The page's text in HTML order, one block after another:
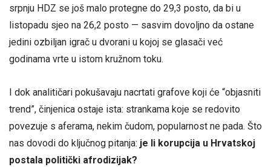
srpnju HDZ se još malo protegne do 29,3 posto, da bi u
listopadu sjeo na 26,2 posto — sasvim dovoljno da ostane
jedini ozbiljan igrač u dvorani u kojoj se glasači već
godinama vrte u istom kružnom toku.
I dok analitičari pokušavaju nacrtati grafove koji će “objasniti
trend”, činjenica ostaje ista: strankama koje se redovito
povezuje s aferama, nekim čudom, popularnost ne pada. Što
nas dovodi do ključnog pitanja: je li korupcija u Hrvatskoj
postala politički afrodizijak?